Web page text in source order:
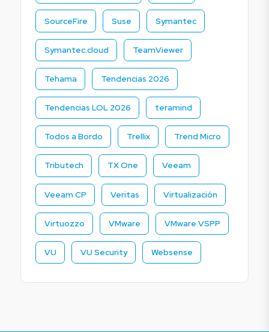
SourceFire Suse Symantec
Symantec.cloud TeamViewer
Tehama Tendencias 2026
Tendencias LOL 2026 teramind
Todos a Bordo Trellix Trend Micro
Tributech TX One Veeam
Veeam CP Veritas Virtualización
Virtuozzo VMware VMware VSPP
VU VU Security Websense